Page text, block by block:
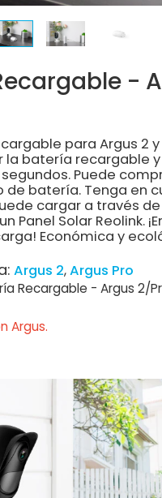
-
para Argus 2 y
la batería recargable y
Puede
de batería. Tenga en
cargar a través
Panel Solar Reolink.
Económica y
Argus 2 Argus Pro
Recargable - Argus 2/
Argus.